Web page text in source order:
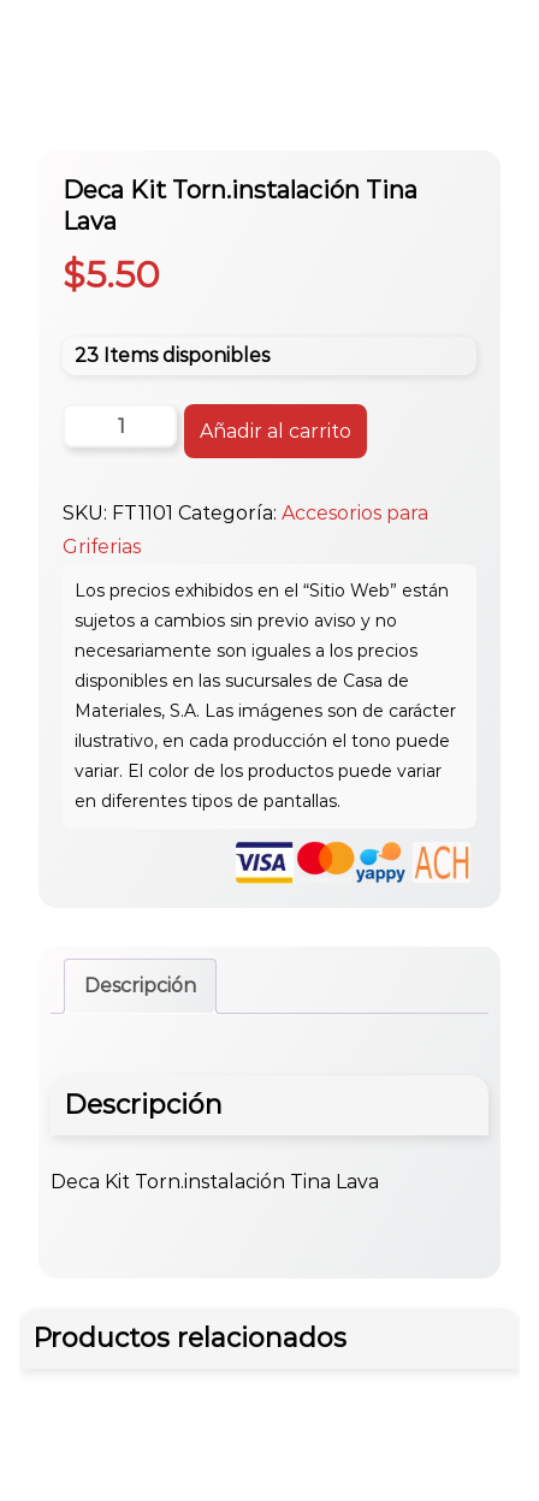
Deca Kit Torn.instalación Tina
Lava
$5.50
23 Items disponibles
Kit
Tina
Lava
cantidad
Añadir al carrito
SKU: FT1101 Categoría: Accesorios para
Griferias
Descripción
Descripción
Deca Kit Torn.instalación Tina Lava
Productos relacionados